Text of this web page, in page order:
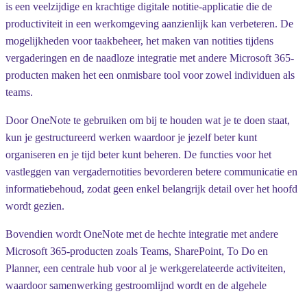
is een veelzijdige en krachtige digitale notitie-applicatie die de
productiviteit in een werkomgeving aanzienlijk kan verbeteren. De
mogelijkheden voor taakbeheer, het maken van notities tijdens
vergaderingen en de naadloze integratie met andere Microsoft 365-
producten maken het een onmisbare tool voor zowel individuen als
teams.
Door OneNote te gebruiken om bij te houden wat je te doen staat,
kun je gestructureerd werken waardoor je jezelf beter kunt
organiseren en je tijd beter kunt beheren. De functies voor het
vastleggen van vergadernotities bevorderen betere communicatie en
informatiebehoud, zodat geen enkel belangrijk detail over het hoofd
wordt gezien.
Bovendien wordt OneNote met de hechte integratie met andere
Microsoft 365-producten zoals Teams, SharePoint, To Do en
Planner, een centrale hub voor al je werkgerelateerde activiteiten,
waardoor samenwerking gestroomlijnd wordt en de algehele